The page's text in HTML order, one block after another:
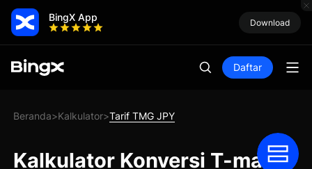
BingX App Download
Daftar
Beranda>Kalkulator>Tarif TMG JPY
Kalkulator Konversi T-mac